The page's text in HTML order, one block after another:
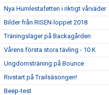
Nya Humlestafetten i riktigt vårväder
Bilder från RISEN-loppet 2018
Träningsläger på Backagården
Vårens första stora tävling - 10 K
Ungdomsträning på Bounce
Rivstart på Trailsäsongen!
Beep-test